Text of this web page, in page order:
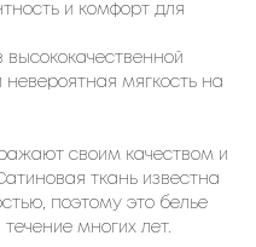
и комфорт для
мягкость на
своим качеством и
ткань известна
поэтому это белье
многих лет.